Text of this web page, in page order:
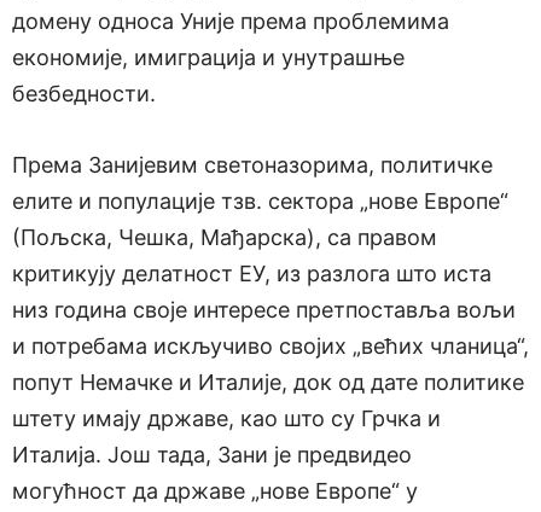
домену односа Уније према проблемима
економије, имиграција и унутрашње
безбедности.
Према Занијевим светоназорима, политичке
елите и популације тзв. сектора „нове Европе“
(Пољска, Чешка, Мађарска), са правом
критикују делатност ЕУ, из разлога што иста
низ година своје интересе претпоставља вољи
и потребама искључиво својих „већих чланица“,
попут Немачке и Италије, док од дате политике
штету имају државе, као што су Грчка и
Италија. Још тада, Зани је предвидео
могућност да државе „нове Европе“ у